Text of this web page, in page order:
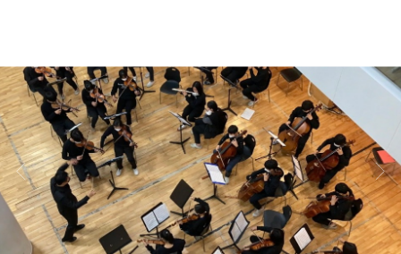
서울자유발도르프학교
학교소개
교육이념 및 교사 소개